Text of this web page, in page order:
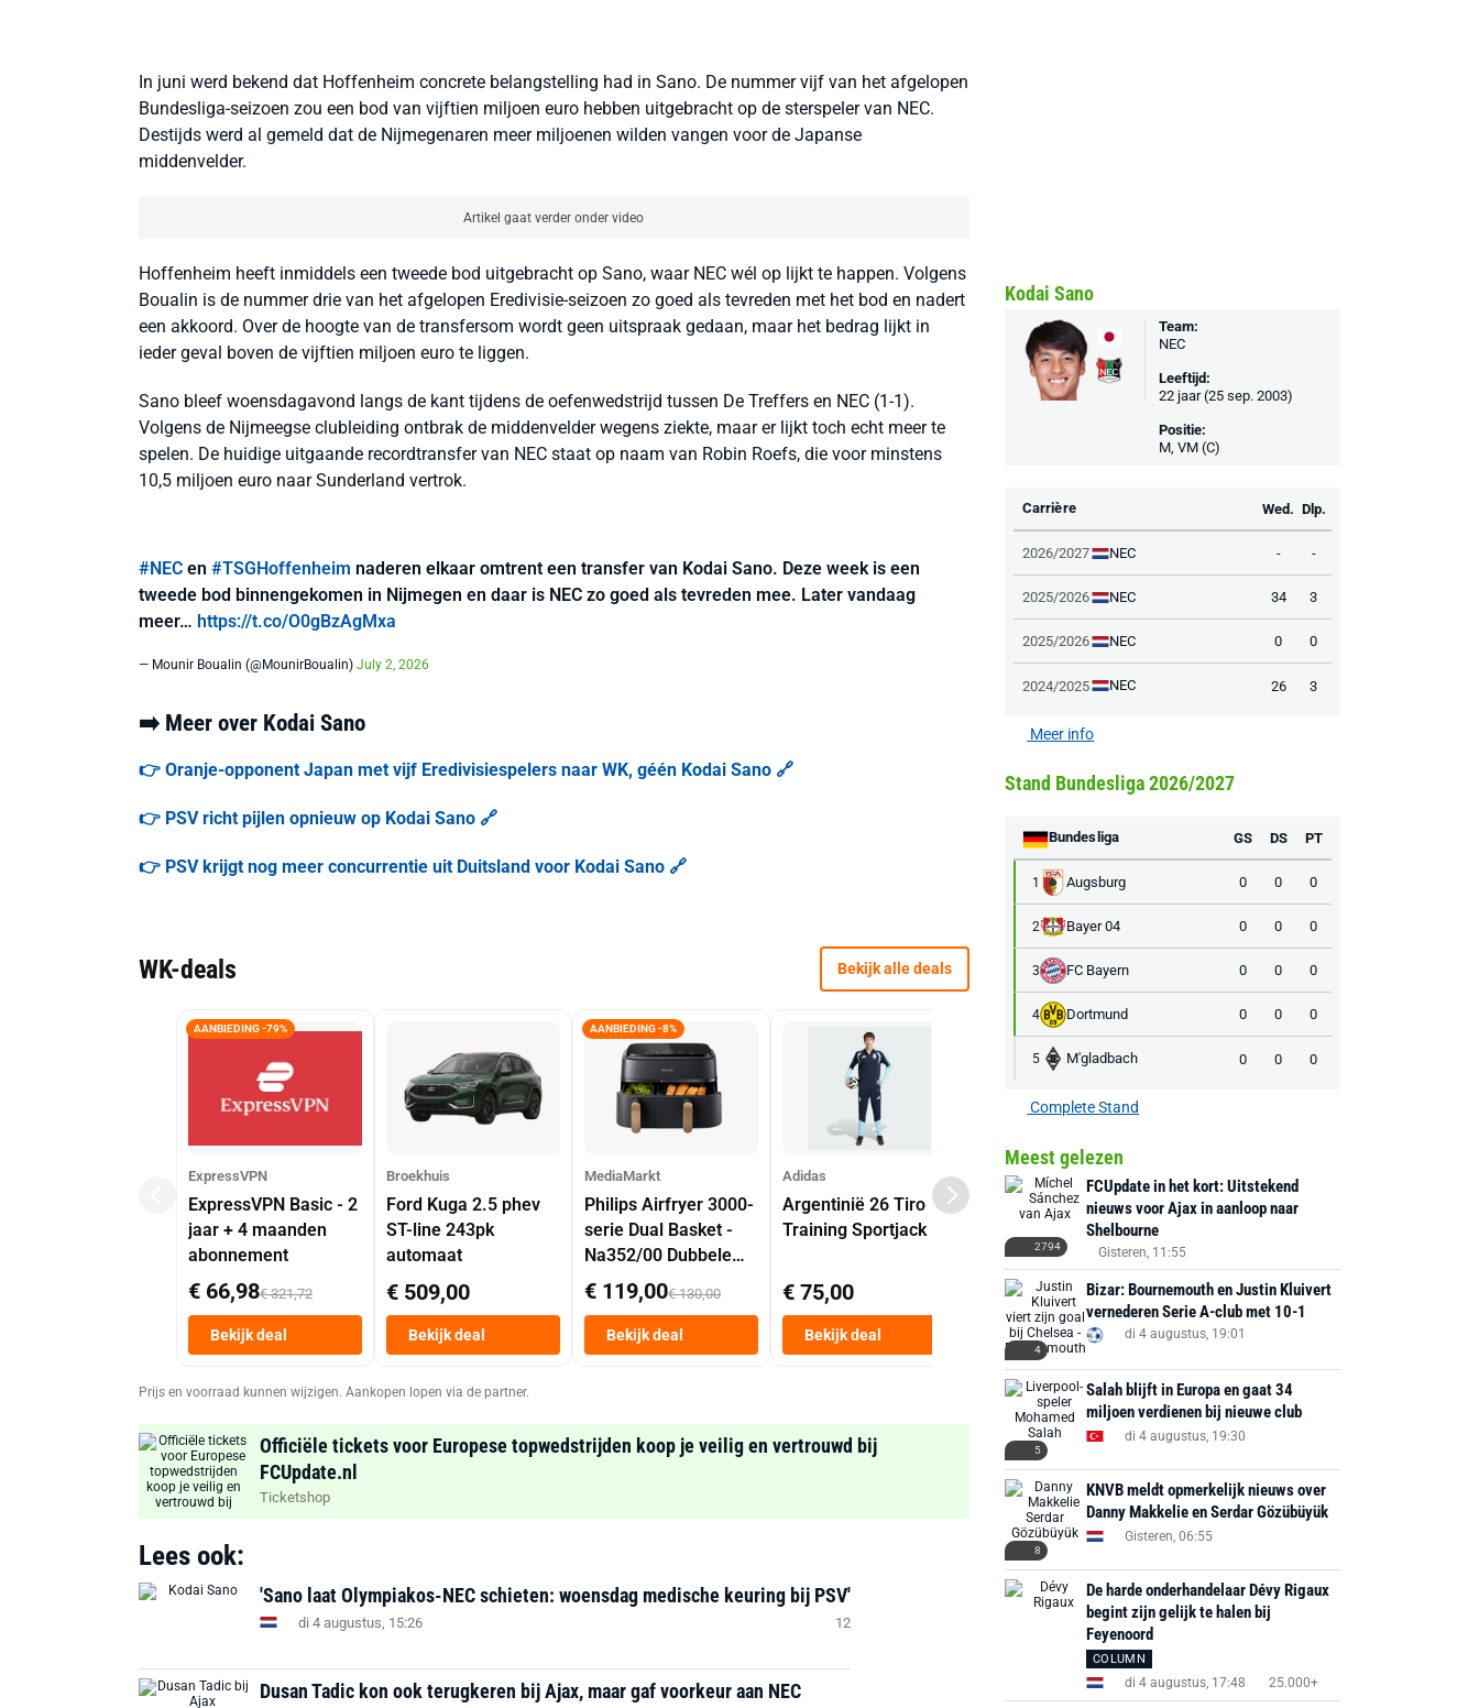
In juni werd bekend dat Hoffenheim concrete belangstelling had in Sano. De nummer vijf van het afgelopen
Bundesliga-seizoen zou een bod van vijftien miljoen euro hebben uitgebracht op de sterspeler van NEC.
Destijds werd al gemeld dat de Nijmegenaren meer miljoenen wilden vangen voor de Japanse
middenvelder.
Artikel gaat verder onder video
Hoffenheim heeft inmiddels een tweede bod uitgebracht op Sano, waar NEC wél op lijkt te happen. Volgens
Boualin is de nummer drie van het afgelopen Eredivisie-seizoen zo goed als tevreden met het bod en nadert
een akkoord. Over de hoogte van de transfersom wordt geen uitspraak gedaan, maar het bedrag lijkt in
ieder geval boven de vijftien miljoen euro te liggen.
Sano bleef woensdagavond langs de kant tijdens de oefenwedstrijd tussen De Treffers en NEC (1-1).
Volgens de Nijmeegse clubleiding ontbrak de middenvelder wegens ziekte, maar er lijkt toch echt meer te
spelen. De huidige uitgaande recordtransfer van NEC staat op naam van Robin Roefs, die voor minstens
10,5 miljoen euro naar Sunderland vertrok.
#NEC en #TSGHoffenheim naderen elkaar omtrent een transfer van Kodai Sano. Deze week is een
tweede bod binnengekomen in Nijmegen en daar is NEC zo goed als tevreden mee. Later vandaag
meer… https://t.co/O0gBzAgMxa
— Mounir Boualin (@MounirBoualin) July 2, 2026
➡️ Meer over Kodai Sano
👉 Oranje-opponent Japan met vijf Eredivisiespelers naar WK, géén Kodai Sano 🔗
👉 PSV richt pijlen opnieuw op Kodai Sano 🔗
👉 PSV krijgt nog meer concurrentie uit Duitsland voor Kodai Sano 🔗
WK-deals Bekijk alle deals
AANBIEDING -79%
ExpressVPN
ExpressVPN Basic - 2
jaar + 4 maanden
abonnement
€ 66,98€ 321,72
Bekijk deal
Broekhuis
Ford Kuga 2.5 phev
ST-line 243pk
automaat
€ 509,00
Bekijk deal
AANBIEDING -8%
MediaMarkt
Philips Airfryer 3000-
serie Dual Basket -
Na352/00 Dubbele
Mand 9 L Tot 6
Personen
Heteluchtfriteuse
Zwart
€ 119,00€ 130,00
Bekijk deal
Adidas
Argentinië 26 Tiro
Training Sportjack
€ 75,00
Bekijk deal
MediaMarkt
EA Sports FC 26 -
€ 29,99
Bekijk deal
Adidas
F50 Messi Elite Firm
€ 78,00€ 130,00
Bekijk deal
Prijs en voorraad kunnen wijzigen. Aankopen lopen via de partner.
Officiële tickets voor Europese topwedstrijden koop je veilig en vertrouwd bij
FCUpdate.nl
Ticketshop
Lees ook:
'Sano laat Olympiakos-NEC schieten: woensdag medische keuring bij PSV'
di 4 augustus, 15:26 12
Dusan Tadic kon ook terugkeren bij Ajax, maar gaf voorkeur aan NEC
Kodai Sano
Team:
NEC
Leeftijd:
22 jaar (25 sep. 2003)
Positie:
M, VM (C)
Carrière Wed. Dlp.
2026/2027 NEC - -
2025/2026 NEC 34 3
2025/2026 NEC 0 0
2024/2025 NEC 26 3
Meer info
Stand Bundesliga 2026/2027
Bundesliga GS DS PT
1 Augsburg 0 0 0
2 Bayer 04 0 0 0
3 FC Bayern 0 0 0
4 Dortmund 0 0 0
5 M'gladbach 0 0 0
Complete Stand
Meest gelezen
2794
FCUpdate in het kort: Uitstekend
nieuws voor Ajax in aanloop naar
Shelbourne
Gisteren, 11:55
4
Bizar: Bournemouth en Justin Kluivert
vernederen Serie A-club met 10-1
di 4 augustus, 19:01
5
Salah blijft in Europa en gaat 34
miljoen verdienen bij nieuwe club
di 4 augustus, 19:30
8
KNVB meldt opmerkelijk nieuws over
Danny Makkelie en Serdar Gözübüyük
Gisteren, 06:55
De harde onderhandelaar Dévy Rigaux
begint zijn gelijk te halen bij
Feyenoord
COLUMN
di 4 augustus, 17:48 25.000+